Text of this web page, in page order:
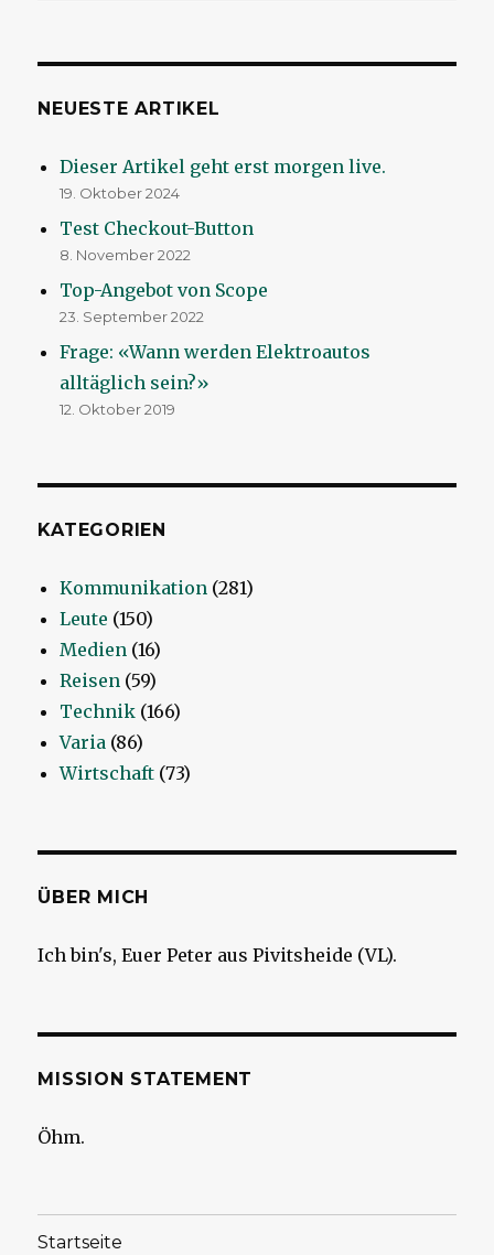
NEUESTE ARTIKEL
Dieser Artikel geht erst morgen live.
19. Oktober 2024
Test Checkout-Button
8. November 2022
Top-Angebot von Scope
23. September 2022
Frage: «Wann werden Elektroautos
alltäglich sein?»
12. Oktober 2019
KATEGORIEN
Kommunikation (281)
Leute (150)
Medien (16)
Reisen (59)
Technik (166)
Varia (86)
Wirtschaft (73)
ÜBER MICH
Ich bin's, Euer Peter aus Pivitsheide (VL).
MISSION STATEMENT
Öhm.
Startseite